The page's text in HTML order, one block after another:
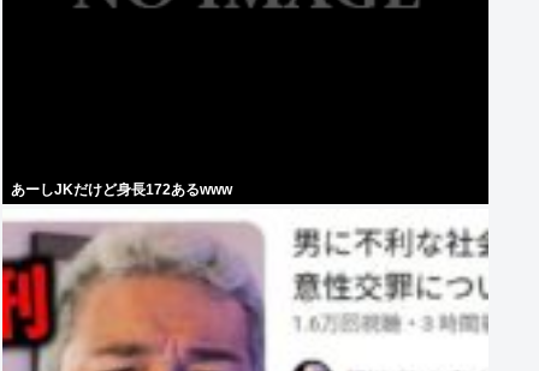
あーしJKだけど身長172あるwww